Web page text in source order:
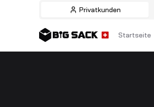
Privatkunden
Startseite